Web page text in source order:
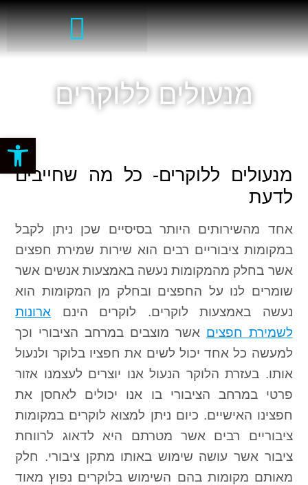
מנעולים ללוקרים
מנעולים ללוקרים- כל מה שחייבים
לדעת
אחד מהשירותים היותר בסיסיים שכן ניתן לקבל
במקומות ציבוריים רבים הוא שירות שמירת חפצים
אשר בחלק מהמקומות נעשה באמצעות אנשים אשר
שומרים לנו על החפצים ובחלק מן המקומות הוא
נעשה באמצעות לוקרים. לוקרים הינם ארונות
לשמירת חפצים אשר מוצבים במרחב הציבורי וכך
למעשה כל אחד יכול לשים את חפציו בלוקר ולנעול
אותו. בעזרת הלוקר הנעול אנו יוצרים לעצמנו אזור
פרטי במרחב הציבורי בו אנו יכולים לאחסן את
חפצינו האישיים. כיום ניתן למצוא לוקרים במקומות
ציבוריים רבים אשר מטרתם היא לדאוג לרווחת
ציבור אשר עושה שימוש באותו מתקן ציבורי. חלק
מאותם מקומות בהם השימוש בלוקרים נפוץ מאוד
פתח